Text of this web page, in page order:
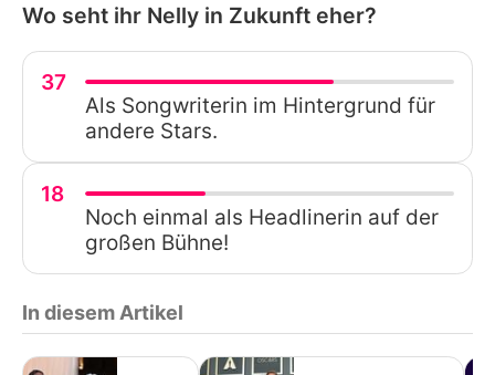
Wo seht ihr Nelly in Zukunft eher?
37
Als Songwriterin im Hintergrund für
andere Stars.
18
Noch einmal als Headlinerin auf der
großen Bühne!
In diesem Artikel